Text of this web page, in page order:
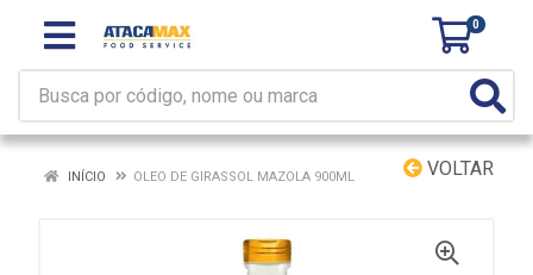
0
VOLTAR
INÍCIO OLEO DE GIRASSOL MAZOLA 900ML